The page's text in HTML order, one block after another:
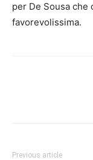
per De Sousa che
favorevolissima.
Previous article